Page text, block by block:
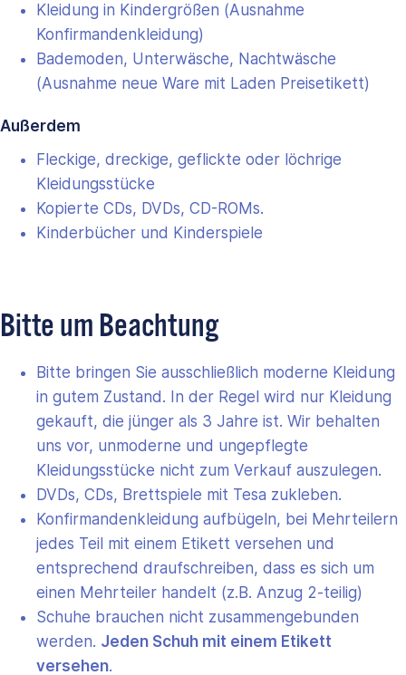
Kleidung in Kindergrößen (Ausnahme
Konfirmandenkleidung)
Bademoden, Unterwäsche, Nachtwäsche
(Ausnahme neue Ware mit Laden Preisetikett)
Außerdem
Fleckige, dreckige, geflickte oder löchrige
Kleidungsstücke
Kopierte CDs, DVDs, CD-ROMs.
Kinderbücher und Kinderspiele
Bitte um Beachtung
Bitte bringen Sie ausschließlich moderne Kleidung
in gutem Zustand. In der Regel wird nur Kleidung
gekauft, die jünger als 3 Jahre ist. Wir behalten
uns vor, unmoderne und ungepflegte
Kleidungsstücke nicht zum Verkauf auszulegen.
DVDs, CDs, Brettspiele mit Tesa zukleben.
Konfirmandenkleidung aufbügeln, bei Mehrteilern
jedes Teil mit einem Etikett versehen und
entsprechend draufschreiben, dass es sich um
einen Mehrteiler handelt (z.B. Anzug 2-teilig)
Schuhe brauchen nicht zusammengebunden
werden. Jeden Schuh mit einem Etikett
versehen.